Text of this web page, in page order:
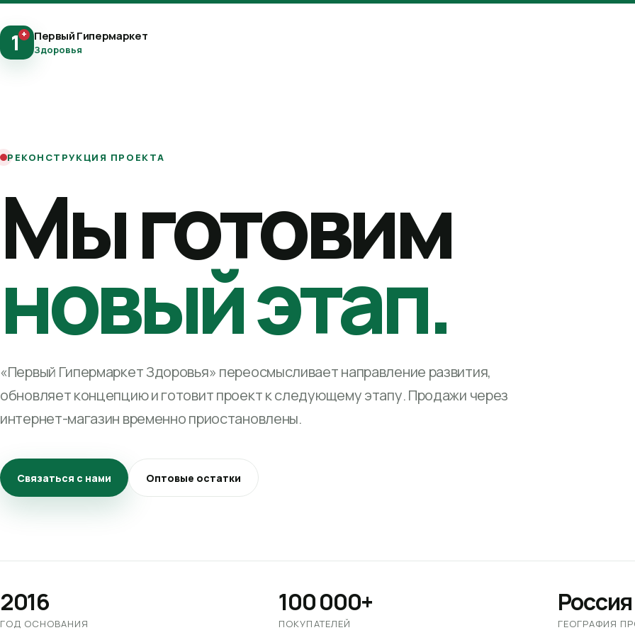
1+ Первый Гипермаркет
Здоровья
РЕКОНСТРУКЦИЯ ПРОЕКТА
Мы готовим
новый этап.
«Первый Гипермаркет Здоровья» переосмысливает направление развития,
обновляет концепцию и готовит проект к следующему этапу. Продажи через
интернет-магазин временно приостановлены.
Связаться с нами Оптовые остатки
2016
ГОД ОСНОВАНИЯ
100 000+
ПОКУПАТЕЛЕЙ
Россия
ГЕОГРАФИЯ